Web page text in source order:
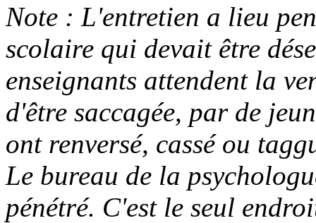
Note : L'entretien a lieu
scolaire qui devait être
enseignants attendent la
d'être saccagée, par de
ont renversé, cassé ou
Le bureau de la
pénétré. C'est le seul